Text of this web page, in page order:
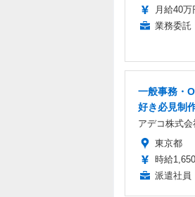
月給40万
業務委託
一般事務・
好き必見制
アデコ株式会
東京都
時給
派遣社員